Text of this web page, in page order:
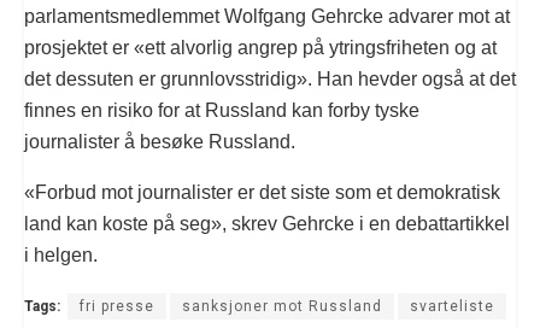
parlamentsmedlemmet Wolfgang Gehrcke advarer mot at
prosjektet er «ett alvorlig angrep på ytringsfriheten og at
det dessuten er grunnlovsstridig». Han hevder også at det
finnes en risiko for at Russland kan forby tyske
journalister å besøke Russland.
«Forbud mot journalister er det siste som et demokratisk
land kan koste på seg», skrev Gehrcke i en debattartikkel
i helgen.
Tags: fri presse sanksjoner mot Russland svarteliste